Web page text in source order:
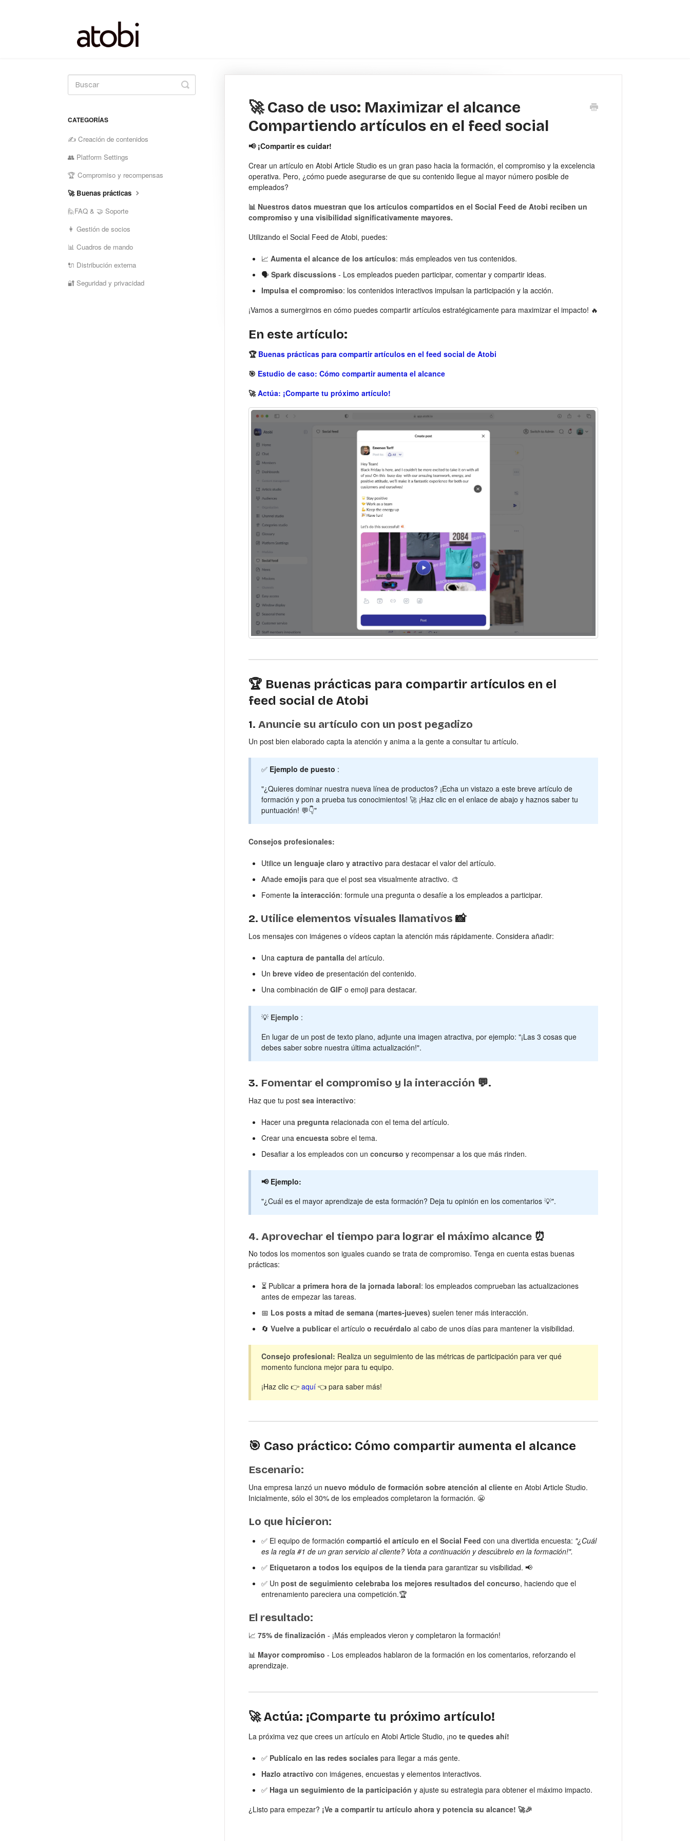
🚀 Caso de uso: Maximizar el alcance
Compartiendo artículos en el feed social
📢 ¡Compartir es cuidar!
Crear un artículo en Atobi Article Studio es un gran paso hacia la formación, el compromiso y la excelencia
operativa. Pero, ¿cómo puede asegurarse de que su contenido llegue al mayor número posible de
empleados?
📊 Nuestros datos muestran que los artículos compartidos en el Social Feed de Atobi reciben un
compromiso y una visibilidad significativamente mayores.
Utilizando el Social Feed de Atobi, puedes:
📈 Aumenta el alcance de los artículos: más empleados ven tus contenidos.
🗣️ Spark discussions- Los empleados pueden participar, comentar y compartir ideas.
Impulsa el compromiso: los contenidos interactivos impulsan la participación y la acción.
¡Vamos a sumergirnos en cómo puedes compartir artículos estratégicamente para maximizar el impacto! 🔥
En este artículo:
🏆 Buenas prácticas para compartir artículos en el feed social de Atobi
🎯 Estudio de caso: Cómo compartir aumenta el alcance
🚀Actúa: ¡Comparte tu próximo artículo!
🏆 Buenas prácticas para compartir artículos en el
feed social de Atobi
1. Anuncie su artículo con un post pegadizo
Un post bien elaborado capta la atención y anima a la gente a consultar tu artículo.
✅ Ejemplo de puesto :
"¿Quieres dominar nuestra nueva línea de productos? ¡Echa un vistazo a este breve artículo de
formación y pon a prueba tus conocimientos! 🚀 ¡Haz clic en el enlace de abajo y haznos saber tu
puntuación! 💬👇"
Consejos profesionales:
Utilice un lenguaje claro y atractivo para destacar el valor del artículo.
Añade emojispara que el post sea visualmente atractivo. 🎨
Fomente la interacción: formule una pregunta o desafíe a los empleados a participar.
2. Utilice elementos visuales llamativos 📸
Los mensajes con imágenes o vídeos captan la atención más rápidamente. Considera añadir:
Una captura de pantalladel artículo.
Un breve vídeo depresentación del contenido.
Una combinación de GIFo emoji para destacar.
💡 Ejemplo :
En lugar de un post de texto plano, adjunte una imagen atractiva, por ejemplo: "¡Las 3 cosas que
debes saber sobre nuestra última actualización!".
3. Fomentar el compromiso y la interacción 💬.
Haz que tu post sea interactivo:
Hacer una pregunta relacionada con el tema del artículo.
Crear una encuesta sobre el tema.
Desafiar a los empleados con un concurso y recompensar a los que más rinden.
📢 Ejemplo:
"¿Cuál es el mayor aprendizaje de esta formación? Deja tu opinión en los comentarios 💡".
4. Aprovechar el tiempo para lograr el máximo alcance⏰
No todos los momentos son iguales cuando se trata de compromiso. Tenga en cuenta estas buenas
prácticas:
⏳ Publicar a primera hora de la jornada laboral: los empleados comprueban las actualizaciones
antes de empezar las tareas.
📅 Los posts a mitad de semana (martes-jueves) suelen tener más interacción.
🔄 Vuelve a publicarel artículo o recuérdalo al cabo de unos días para mantener la visibilidad.
Consejo profesional: Realiza un seguimiento de las métricas de participación para ver qué
momento funciona mejor para tu equipo.
¡Haz clic 👉 aquí👈 para saber más!
🎯 Caso práctico: Cómo compartir aumenta el alcance
Escenario:
Una empresa lanzó un nuevo módulo de formación sobre atención al clienteen Atobi Article Studio.
Inicialmente, sólo el 30% de los empleados completaron la formación. 😬
Lo que hicieron:
✅ El equipo de formación compartió el artículo en el Social Feed con una divertida encuesta: "¿Cuál
es la regla #1 de un gran servicio al cliente? Vota a continuación y descúbrelo en la formación!".
✅ Etiquetaron a todos los equipos de la tiendapara garantizar su visibilidad. 📢
✅ Un post de seguimiento celebraba los mejores resultados del concurso, haciendo que el
entrenamiento pareciera una competición.🏆
El resultado:
📈 75% de finalización - ¡Más empleados vieron y completaron la formación!
📊 Mayor compromiso - Los empleados hablaron de la formación en los comentarios, reforzando el
aprendizaje.
🚀 Actúa: ¡Comparte tu próximo artículo!
La próxima vez que crees un artículo en Atobi Article Studio, ¡no te quedes ahí!
✅ Publícalo en las redes socialespara llegar a más gente.
Hazlo atractivo con imágenes, encuestas y elementos interactivos.
✅ Haga un seguimiento de la participación y ajuste su estrategia para obtener el máximo impacto.
¿Listo para empezar? ¡Ve a compartir tu artículo ahora y potencia su alcance! 🚀🎉
Alternar
la
CATEGORÍAS
✍️ Creación de contenidos
👥 Platform Settings
🏆 Compromiso y recompensas
🚀 Buenas prácticas
🙋FAQ & 🤝 Soporte
👩 Gestión de socios
📊 Cuadros de mando
🔌 Distribución externa
🔐 Seguridad y privacidad